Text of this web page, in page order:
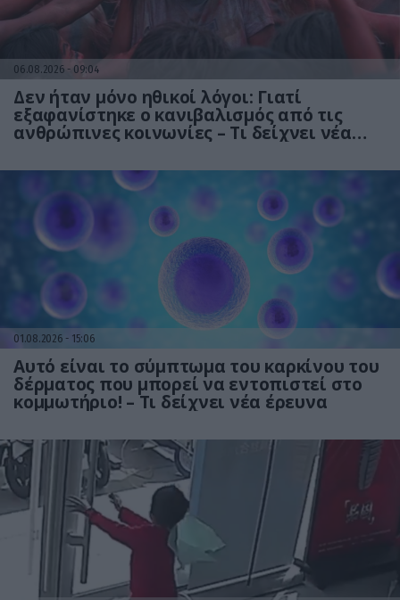
06.08.2026 09:04
Δεν ήταν μόνο ηθικοί λόγοι: Γιατί
εξαφανίστηκε ο κανιβαλισμός από τις
ανθρώπινες κοινωνίες – Τι δείχνει νέα
01.08.2026 15:06
Αυτό είναι το σύμπτωμα του καρκίνου του
δέρματος που μπορεί να εντοπιστεί στο
κομμωτήριο! – Τι δείχνει νέα έρευνα